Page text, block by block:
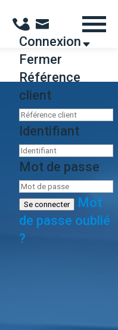
Connexion
Fermer
Référence
client
Identifiant
Mot de passe
Se connecter
Mot
de passe oublié
?